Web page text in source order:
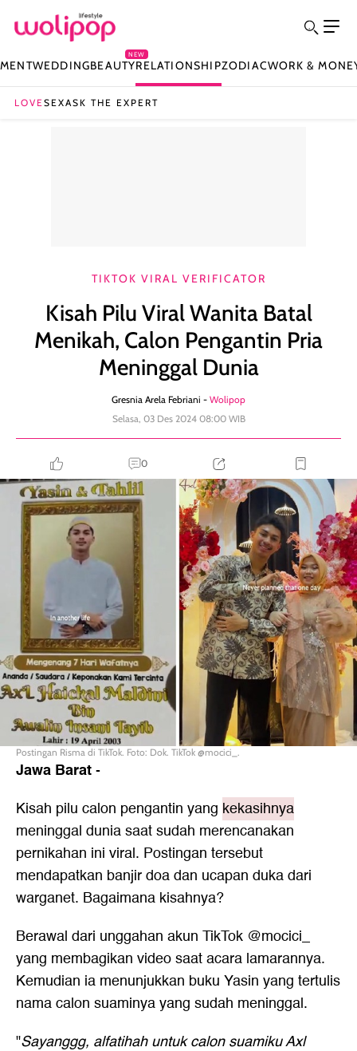
WEDDINGBEAUTY
NEW
RELATIONSHIPZODIACWORK &
LOVESEXASK THE EXPERT
TIKTOK VIRAL VERIFICATOR
Kisah Pilu Viral Wanita Batal
Menikah, Calon Pengantin Pria
Meninggal Dunia
Gresnia Arela Febriani - Wolipop
Selasa, 03 Des 2024 08:00 WIB
0
Postingan Risma di TikTok. Foto: Dok. TikTok @mocici_.
Jawa Barat-
Kisah pilu calon pengantin yang kekasihnya
meninggal dunia saat sudah merencanakan
pernikahan ini viral. Postingan tersebut
mendapatkan banjir doa dan ucapan duka dari
warganet. Bagaimana kisahnya?
Berawal dari unggahan akun TikTok @mocici_
yang membagikan video saat acara lamarannya.
Kemudian ia menunjukkan buku Yasin yang tertulis
nama calon suaminya yang sudah meninggal.
"Sayanggg, alfatihah untuk calon suamiku Axl